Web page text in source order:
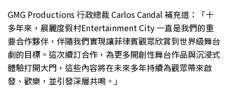
GMG Productions 行政總裁 Carlos Candal 補充道：「十
多年來，晨麗度假村Entertainment City 一直是我們的重
要合作夥伴，伴隨我們實現讓菲律賓觀眾欣賞到世界級舞台
劇的目標。這次續訂合作，為更多開創性舞台作品與沉浸式
體驗打開大門，這些內容將在未來多年持續為觀眾帶來啟
發、歡樂，並引發深層共鳴。」